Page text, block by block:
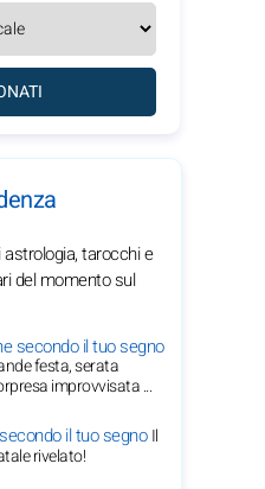
tarocchi e
del momento sul
secondo il tuo segno
festa, serata
improvvisata ...
il tuo segnoIl
rivelato!